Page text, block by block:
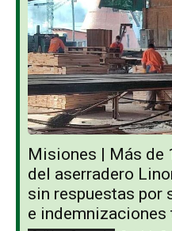
Misiones | Más de
del aserradero
sin respuestas por
e indemnizaciones